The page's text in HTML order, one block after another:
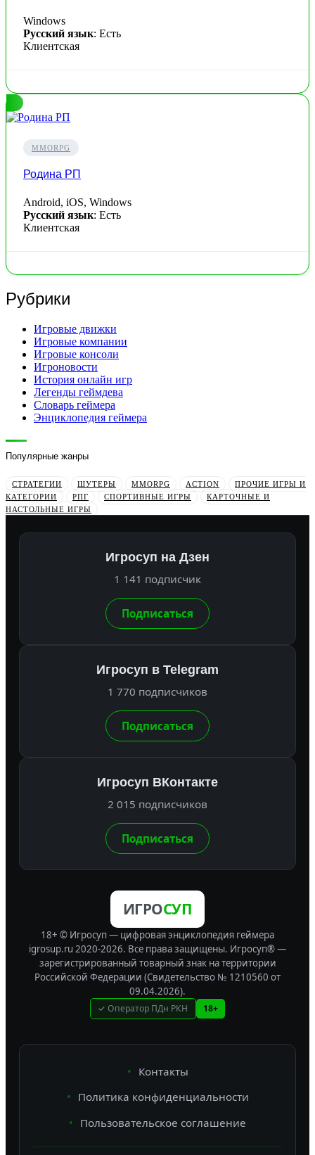
Windows
Русский язык: Есть
Клиентская
MMORPG
Родина РП
Android, iOS, Windows
Русский язык: Есть
Клиентская
Рубрики
Игровые движки
Игровые компании
Игровые консоли
Игроновости
История онлайн игр
Легенды геймдева
Словарь геймера
Энциклопедия геймера
Популярные жанры
СТРАТЕГИИ ШУТЕРЫ MMORPG ACTION
ПРОЧИЕ ИГРЫ И
КАТЕГОРИИ
РПГ СПОРТИВНЫЕ ИГРЫ
КАРТОЧНЫЕ И
НАСТОЛЬНЫЕ ИГРЫ
Игросуп на Дзен
1 141 подписчик
Подписаться
Игросуп в Telegram
1 770 подписчиков
Подписаться
Игросуп ВКонтакте
2 015 подписчиков
Подписаться
ИГРОСУП
18+ © Игросуп — цифровая энциклопедия геймера
igrosup.ru 2020-2026. Все права защищены. Игросуп® —
зарегистрированный товарный знак на территории
Российской Федерации (Свидетельство № 1210560 от
09.04.2026).
✓ Оператор ПДн РКН 18+
Контакты
Политика конфиденциальности
Пользовательское соглашение